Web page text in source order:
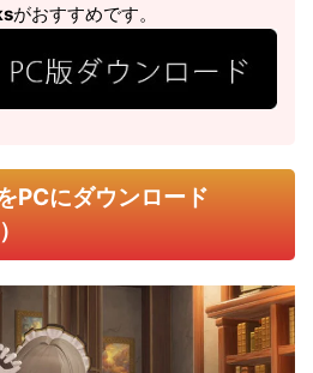
がおすすめです。
PCにダウンロード